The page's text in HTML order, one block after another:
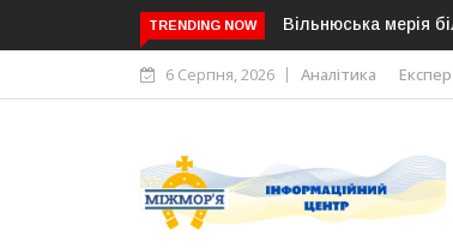
TRENDING NOW
не прийматиме заяви та скарги російською мовою
6 Серпня, 2026 Аналітика